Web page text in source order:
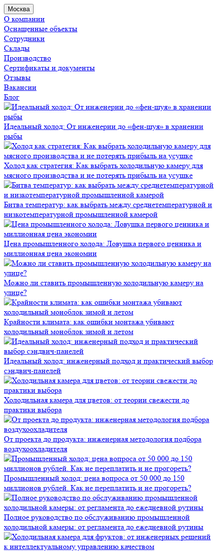
Москва
О компании
Оснащенные объекты
Сотрудники
Склады
Производство
Сертификаты и документы
Отзывы
Вакансии
Блог
Идеальный холод: От инженерии до «фен-шуя» в хранении
рыбы
Холод как стратегия: Как выбрать холодильную камеру для
мясного производства и не потерять прибыль на усушке
Битва температур: как выбрать между среднетемпературной и
низкотемпературной промышленной камерой
Цена промышленного холода: Ловушка первого ценника и
миллионная цена экономии
Можно ли ставить промышленную холодильную камеру на
улице?
Крайности климата: как ошибки монтажа убивают
холодильный моноблок зимой и летом
Идеальный холод: инженерный подход и практический выбор
сэндвич-панелей
Холодильная камера для цветов: от теории свежести до
практики выбора
От проекта до продукта: инженерная методология подбора
воздухоохладителя
Промышленный холод: цена вопроса от 50 000 до 150
миллионов рублей. Как не переплатить и не прогореть?
Полное руководство по обслуживанию промышленной
холодильной камеры: от регламента до ежедневной рутины